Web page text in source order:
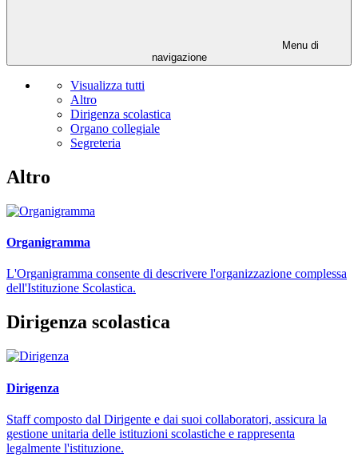
Menu di
navigazione
Visualizza tutti
Altro
Dirigenza scolastica
Organo collegiale
Segreteria
Altro
Organigramma
L'Organigramma consente di descrivere l'organizzazione complessa
dell'Istituzione Scolastica.
Dirigenza scolastica
Dirigenza
Staff composto dal Dirigente e dai suoi collaboratori, assicura la
gestione unitaria delle istituzioni scolastiche e rappresenta
legalmente l'istituzione.